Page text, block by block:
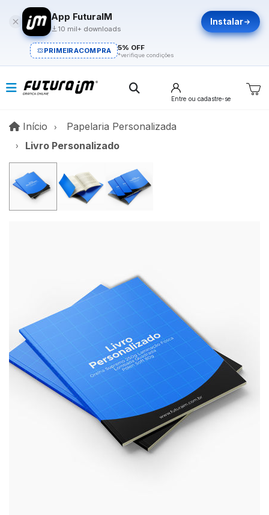
App FuturaIM
10 mil+ downloads
Instalar
PRIMEIRACOMPRA 5% OFF
*verifique condições
Entre ou cadastre-se
Início InícioPapelaria Personalizada
Livro Personalizado